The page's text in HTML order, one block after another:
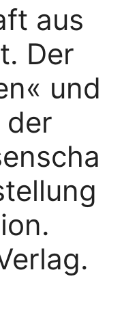
aus
Der
und
der